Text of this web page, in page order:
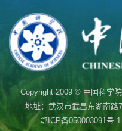
Copyright 2009 © 中国科学
地址：武汉市武昌东湖南
鄂ICP备050003091号-1